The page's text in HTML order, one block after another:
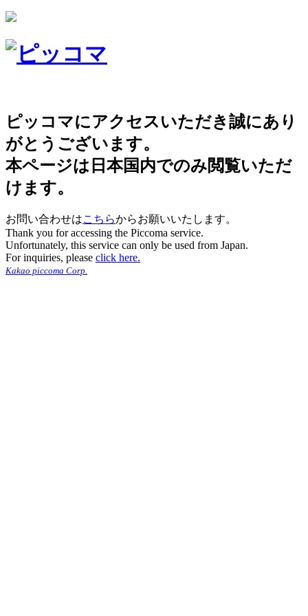
ピッコマにアクセスいただき誠にあり
がとうございます。
本ページは日本国内でのみ閲覧いただ
けます。
お問い合わせはこちらからお願いいたします。
Thank you for accessing the Piccoma service.
Unfortunately, this service can only be used from Japan.
For inquiries, please click here.
Kakao piccoma Corp.